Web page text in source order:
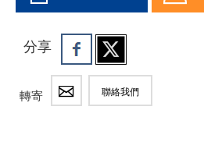
分享
轉寄 聯絡我們